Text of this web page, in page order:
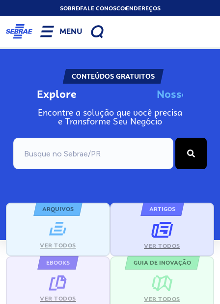
SOBREFALE CONOSCOENDEREÇOS
MENU
CONTEÚDOS GRATUITOS
Explore No
Encontre a solução que você precisa
e Transforme Seu Negócio
ARQUIVOS
VER TODOS
ARTIGOS
VER TODOS
EBOOKS
VER TODOS
GUIA DE INOVAÇÃO
VER TODOS